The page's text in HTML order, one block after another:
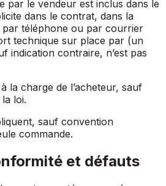
par le vendeur est inclus dans le
dans le contrat, dans la
par téléphone ou par courrier
technique sur place par (un
indication contraire, n’est pas
la charge de l’acheteur, sauf
loi.
sauf convention
commande.
et défauts